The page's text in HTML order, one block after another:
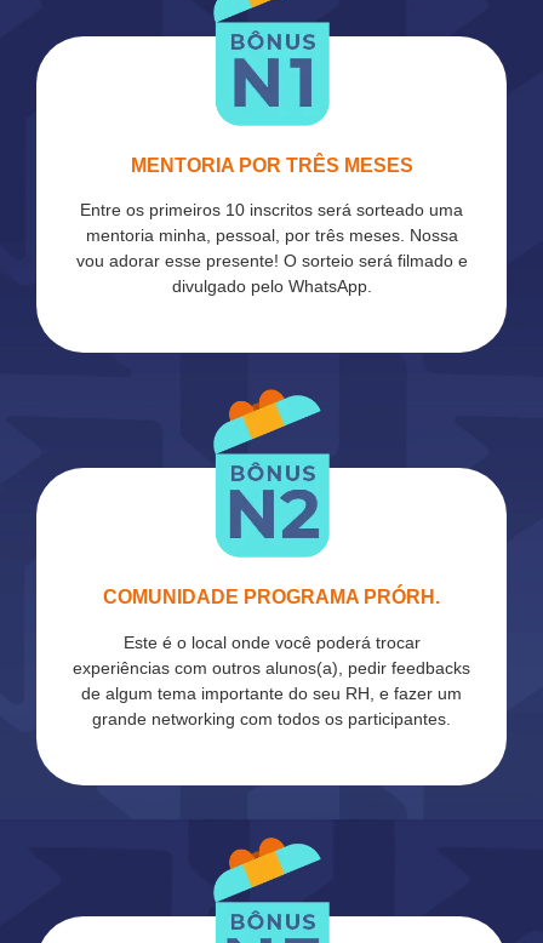
MENTORIA POR TRÊS MESES
Entre os primeiros 10 inscritos será sorteado uma
mentoria minha, pessoal, por três meses. Nossa
vou adorar esse presente! O sorteio será filmado e
divulgado pelo WhatsApp.
COMUNIDADE PROGRAMA PRÓRH.
Este é o local onde você poderá trocar
experiências com outros alunos(a), pedir feedbacks
de algum tema importante do seu RH, e fazer um
grande networking com todos os participantes.